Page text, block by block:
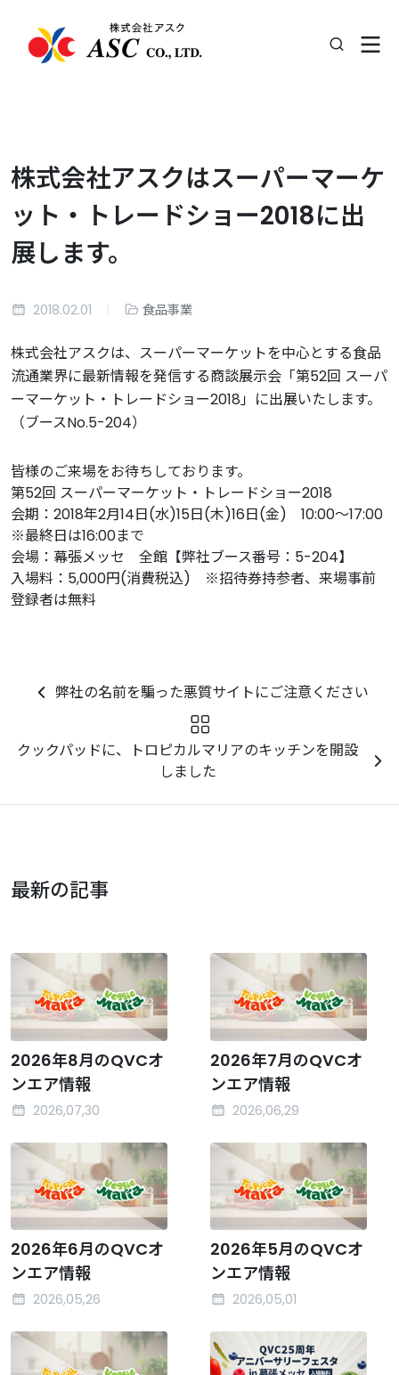
株式会社アスクはスーパーマーケ
ット・トレードショー2018に出
展します。
2018.02.01 食品事業
株式会社アスクは、スーパーマーケットを中心とする食品
流通業界に最新情報を発信する商談展示会「第52回 スーパ
ーマーケット・トレードショー2018」に出展いたします。
（ブースNo.5-204）
皆様のご来場をお待ちしております。
第52回 スーパーマーケット・トレードショー2018
会期：2018年2月14日(水)15日(木)16日(金) 10:00〜17:00
※最終日は16:00まで
会場：幕張メッセ 全館【弊社ブース番号：5-204】
入場料：5,000円(消費税込) ※招待券持参者、来場事前
登録者は無料
弊社の名前を騙った悪質サイトにご注意ください
クックパッドに、トロピカルマリアのキッチンを開設
しました
最新の記事
2026年8月のQVCオ
ンエア情報
2026,07,30
2026年7月のQVCオ
ンエア情報
2026,06,29
2026年6月のQVCオ
ンエア情報
2026,05,26
2026年5月のQVCオ
ンエア情報
2026,05,01